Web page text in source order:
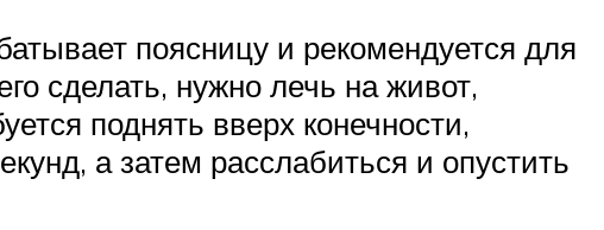
поясницу и рекомендуется для
сделать, нужно лечь на живот,
поднять вверх конечности,
а затем расслабиться и опустить